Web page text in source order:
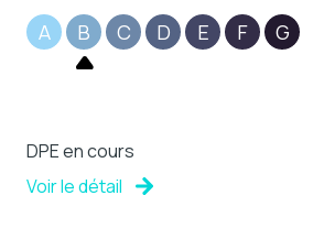
A B C D E F G
DPE en cours
Voir le détail